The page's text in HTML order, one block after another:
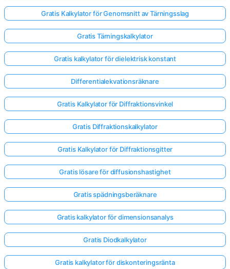
Logga
Gratis Kalkylator för Genomsnitt av Tärningsslag
Gratis Tärningskalkylator
Gratis kalkylator för dielektrisk konstant
Differentialekvationsräknare
Gratis Kalkylator för Diffraktionsvinkel
Gratis Diffraktionskalkylator
Gratis Kalkylator för Diffraktionsgitter
Gratis lösare för diffusionshastighet
Gratis spädningsberäknare
Gratis kalkylator för dimensionsanalys
Gratis Diodkalkylator
Gratis kalkylator för diskonteringsränta